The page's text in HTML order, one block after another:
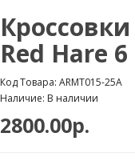
Red Hare 6
Код Товара: ARMT015-25A
Наличие: В наличии
2800.00р.